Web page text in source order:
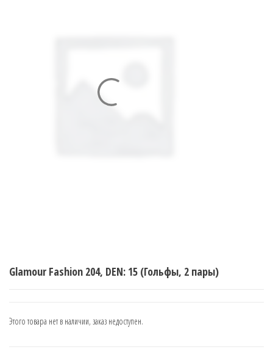
Glamour Fashion 204, DEN: 15 (Гольфы, 2 пары)
Этого товара нет в наличии, заказ недоступен.